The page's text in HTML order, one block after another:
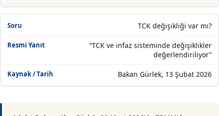
TCK değişikliği var mı?
“TCK ve infaz sisteminde değişiklikler
değerlendiriliyor”
Bakan Gürlek, 13 Şubat 2026